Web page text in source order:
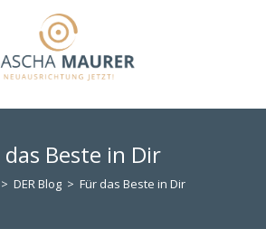
das Beste in Dir
> DER Blog > Für das Beste in Dir